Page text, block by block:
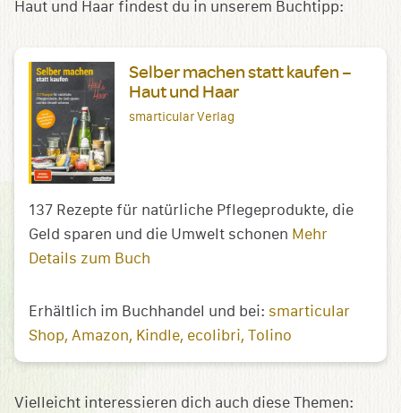
Haut und Haar findest du in unserem Buchtipp:
Selber machen statt kaufen –
Haut und Haar
smarticular Verlag
137 Rezepte für natürliche Pflegeprodukte, die
Geld sparen und die Umwelt schonen Mehr
Details zum Buch
Erhältlich im Buchhandel und bei: smarticular
Shop Amazon Kindle ecolibri Tolino
Vielleicht interessieren dich auch diese Themen: